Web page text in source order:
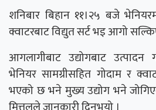
शनिबार बिहान ११।२५ बजे
क्वाटरबाट विद्युत सर्ट भइ आगो
आगलागीबाट उद्योगबाट उत्पादन
भेनियर सामग्रीसहित गोदाम र
भएको छ भने मुख्य उद्योग भने